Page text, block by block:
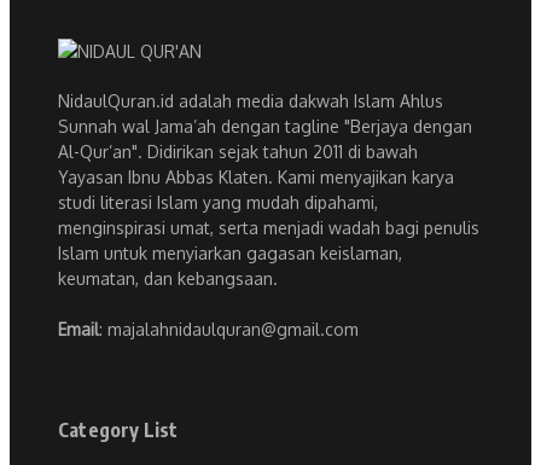
NidaulQuran.id adalah media dakwah Islam Ahlus
Sunnah wal Jama’ah dengan tagline "Berjaya dengan
Al-Qur’an". Didirikan sejak tahun 2011 di bawah
Yayasan Ibnu Abbas Klaten. Kami menyajikan karya
studi literasi Islam yang mudah dipahami,
menginspirasi umat, serta menjadi wadah bagi penulis
Islam untuk menyiarkan gagasan keislaman,
keumatan, dan kebangsaan.
Email: majalahnidaulquran@gmail.com
Category List